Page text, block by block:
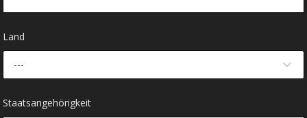
Land
---
Staatsangehörigkeit